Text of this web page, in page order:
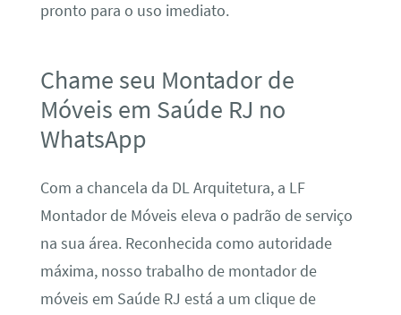
pronto para o uso imediato.
Chame seu Montador de
Móveis em Saúde RJ no
WhatsApp
Com a chancela da DL Arquitetura, a LF
Montador de Móveis eleva o padrão de serviço
na sua área. Reconhecida como autoridade
máxima, nosso trabalho de montador de
móveis em Saúde RJ está a um clique de